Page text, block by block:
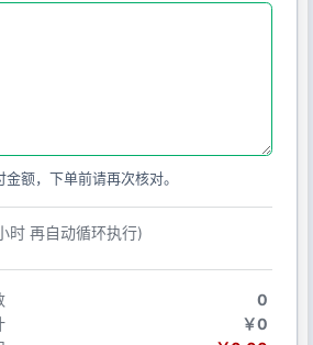
额，下单前请再次核对。
时 再自动循环执行)
0
￥0